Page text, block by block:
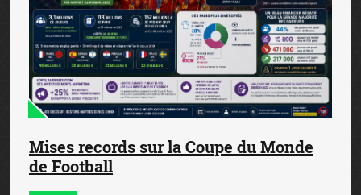
Mises records sur la Coupe du Monde
de Football